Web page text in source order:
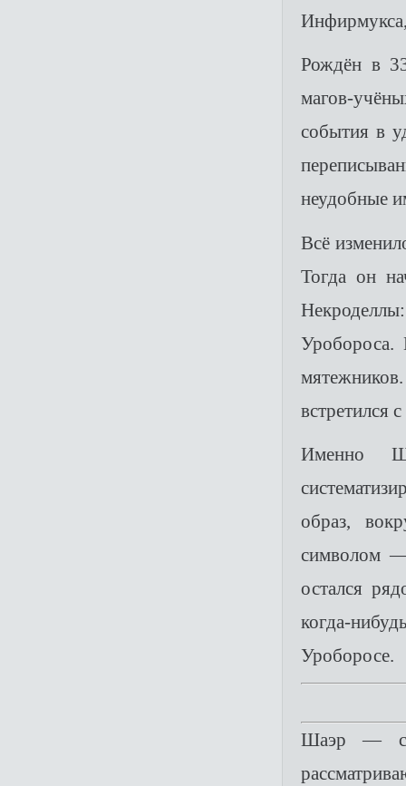
Рождён в
магов-
события в
неудобные
Всё
Тогда он
встретился
Именно
образ,
символом
остался
Уроборосе.
Шаэр —